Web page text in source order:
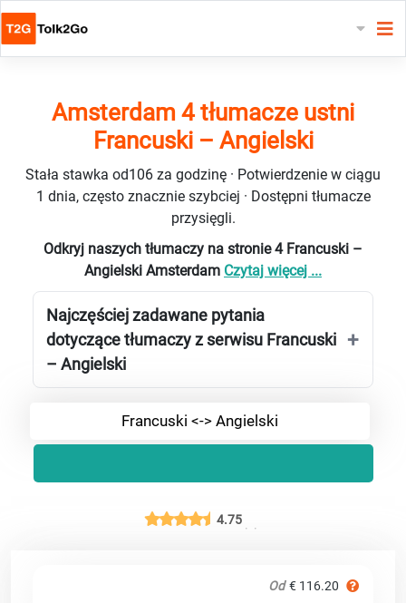
Amsterdam 4 tłumacze ustni
Francuski – Angielski
Stała stawka od106 za godzinę · Potwierdzenie w ciągu
1 dnia, często znacznie szybciej · Dostępni tłumacze
przysięgli.
Odkryj naszych tłumaczy na stronie 4 Francuski –
Angielski Amsterdam Czytaj więcej ...
Najczęściej zadawane pytania
dotyczące tłumaczy z serwisu Francuski
– Angielski
Francuski <-> Angielski
4.75
Od € 116.20